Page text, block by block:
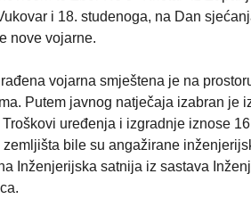
i 18. studenoga, na Dan
nove vojarne.
vojarna smještena je na
Putem javnog natječaja izabran je
uređenja i izgradnje iznose
zemljišta bile su angažirane
Inženjerijska satnija iz sastava